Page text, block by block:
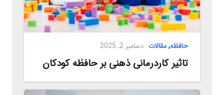
حافظه,مقالات دسامبر 2, 2025
تاثیر کاردرمانی ذهنی بر حافظه کودکان